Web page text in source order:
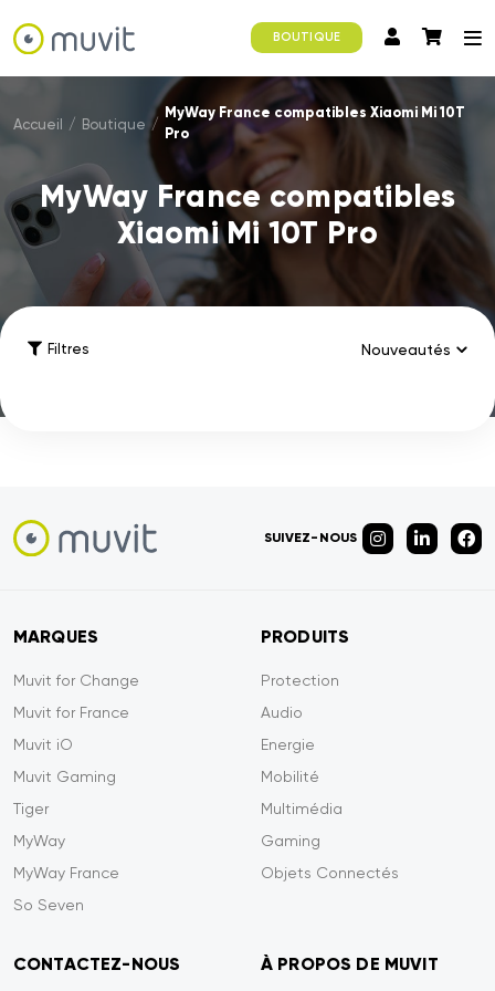
BOUTIQUE
Accueil / Boutique /
MyWay France compatibles Xiaomi Mi 10T
Pro
MyWay France compatibles
Xiaomi Mi 10T Pro
Filtres
SUIVEZ-NOUS
MARQUES
Muvit for Change
Muvit for France
Muvit iO
Muvit Gaming
Tiger
MyWay
MyWay France
So Seven
PRODUITS
Protection
Audio
Energie
Mobilité
Multimédia
Gaming
Objets Connectés
CONTACTEZ-NOUS À PROPOS DE MUVIT